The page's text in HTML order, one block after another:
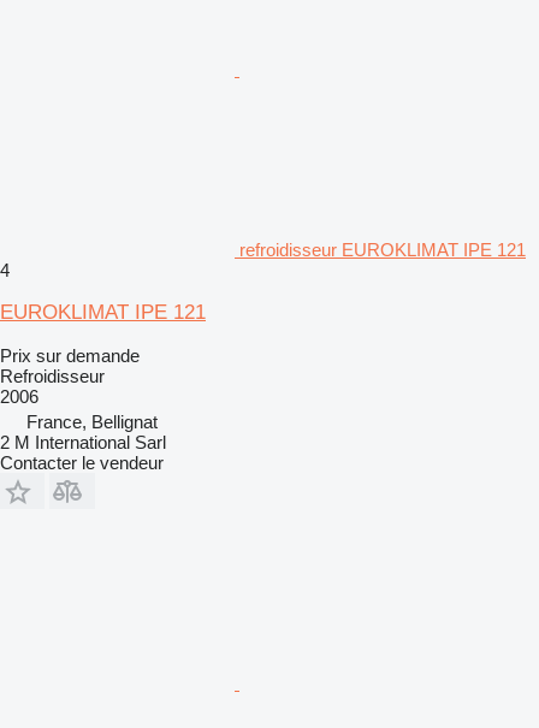
refroidisseur EUROKLIMAT IPE 121
4
EUROKLIMAT IPE 121
Prix sur demande
Refroidisseur
2006
France, Bellignat
2 M International Sarl
Contacter le vendeur